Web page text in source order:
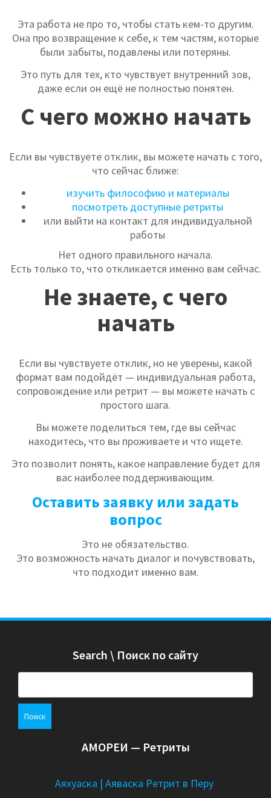
Эта работа не про то, чтобы стать кем-то другим.
Она про возвращение к себе, к тем частям, которые
были забыты, подавлены или потеряны.
Это путь для тех, кто чувствует внутренний зов,
даже если он ещё не полностью понятен.
С чего можно начать
Если вы чувствуете отклик, вы можете начать с того,
что сейчас ближе:
изучить философию и материалы
посмотреть доступные ретриты
или выйти на контакт для индивидуальной
работы
Нет одного правильного начала.
Есть только то, что откликается именно вам сейчас.
Не знаете, с чего
начать
Если вы чувствуете отклик, но не уверены, какой
формат вам подойдёт — индивидуальная работа,
сопровождение или ретрит — вы можете начать с
простого шага.
Вы можете поделиться тем, где вы сейчас
находитесь, что вы проживаете и что ищете.
Это позволит понять, какое направление будет для
вас наиболее поддерживающим.
Оставить заявку или задать
вопрос
Это не обязательство.
Это возможность начать диалог и почувствовать,
что подходит именно вам.
Search \ Поиск по сайту
:
АМОРЕИ — Ретриты
Аяхуаска | Аяваска Ретрит в Перу